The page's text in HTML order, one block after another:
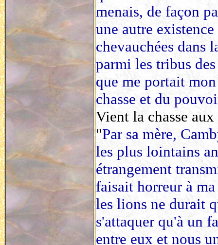
menais, de façon
une autre
chevauchées dans
parmi les tribus
que me portait
chasse et du
Vient la chasse
"Par sa mère,
les plus lointains
étrangement
faisait horreur à
les lions ne durait
s'attaquer qu'à un
entre eux et nous